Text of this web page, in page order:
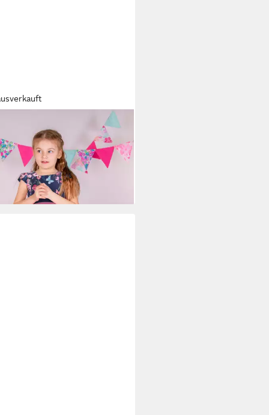
€
UVP46,95 €